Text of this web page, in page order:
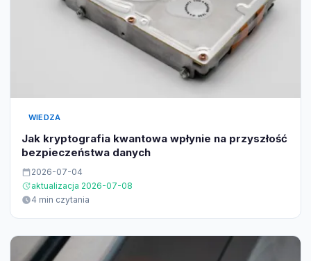
WIEDZA
Jak kryptografia kwantowa wpłynie na przyszłość
bezpieczeństwa danych
2026-07-04
aktualizacja 2026-07-08
4 min czytania